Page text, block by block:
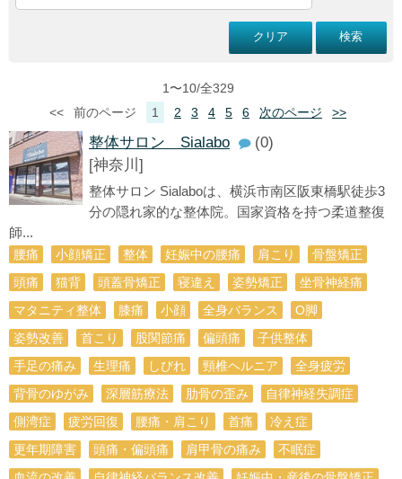
1〜10/全329
<<
前のページ 1 2 3 4 5 6 次のページ >>
整体サロン Sialabo
(0)
[神奈川]
整体サロン Sialaboは、横浜市南区阪東橋駅徒歩3
分の隠れ家的な整体院。国家資格を持つ柔道整復
師...
腰痛 小顔矯正 整体 妊娠中の腰痛 肩こり
骨盤矯正
頭痛
猫背 頭蓋骨矯正 寝違え 姿勢矯正
坐骨神経痛
マタニティ整体
膝痛 小顔 全身バランス
О脚
姿勢改善
首こり 股関節痛 偏頭痛
子供整体
手足の痛み
生理痛 しびれ 頸椎ヘルニア
全身疲労
背骨のゆがみ
深層筋療法 肋骨の歪み
自律神経失調症
側湾症
疲労回復 腰痛・肩こり 首痛
冷え症
更年期障害
頭痛・偏頭痛 肩甲骨の痛み
不眠症